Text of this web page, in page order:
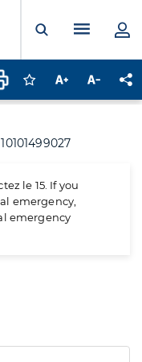
Ouvrir laMenu
Connectez-vous
Augmenter la
le 15. If you
emergency,
emergency